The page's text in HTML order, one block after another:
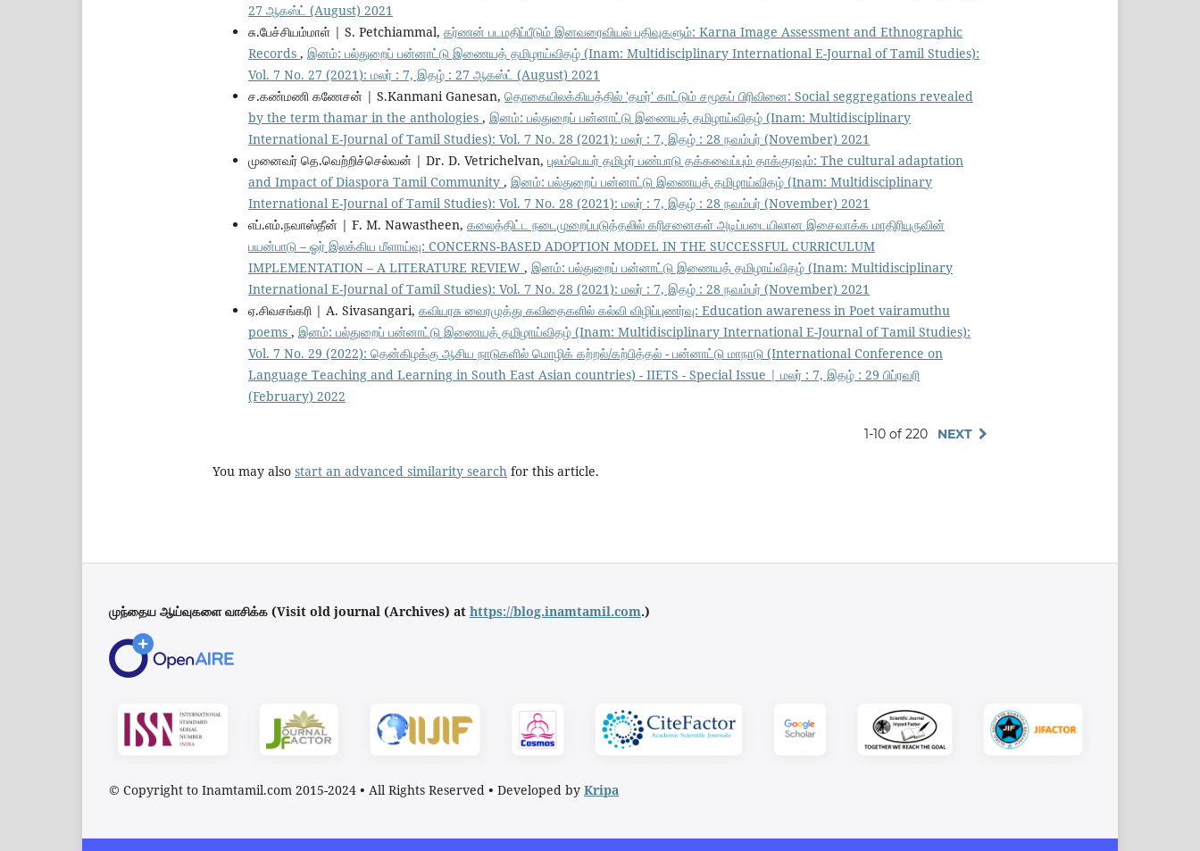
27 ஆகஸ்ட் (August) 2021
சு.பேச்சியம்மாள் | S. Petchiammal, கர்ணன் படமதிப்பீடும் இனவரைவியல் பதிவுகளும்: Karna Image Assessment and Ethnographic
Records , இனம்: பல்துறைப் பன்னாட்டு இணையத் தமிழாய்விதழ் (Inam: Multidisciplinary International E-Journal of Tamil Studies):
Vol. 7 No. 27 (2021): மலர் : 7, இதழ் : 27 ஆகஸ்ட் (August) 2021
ச.கண்மணி கணேசன் | S.Kanmani Ganesan, தொகையிலக்கியத்தில் 'தமர்' காட்டும் சமூகப் பிரிவினை: Social seggregations revealed
by the term thamar in the anthologies , இனம்: பல்துறைப் பன்னாட்டு இணையத் தமிழாய்விதழ் (Inam: Multidisciplinary
International E-Journal of Tamil Studies): Vol. 7 No. 28 (2021): மலர் : 7, இதழ் : 28 நவம்பர் (November) 2021
முனைவர் தெ.வெற்றிச்செல்வன் | Dr. D. Vetrichelvan, புலம்பெயர் தமிழர் பண்பாடு தக்கவைப்பும் தாக்குரவும்: The cultural adaptation
and Impact of Diaspora Tamil Community , இனம்: பல்துறைப் பன்னாட்டு இணையத் தமிழாய்விதழ் (Inam: Multidisciplinary
International E-Journal of Tamil Studies): Vol. 7 No. 28 (2021): மலர் : 7, இதழ் : 28 நவம்பர் (November) 2021
எப்.எம்.நவாஸ்தீன் | F. M. Nawastheen, கலைத்திட்ட நடைமுறைப்படுத்தலில் கரிசனைகள் அடிப்படையிலான இசைவாக்க மாதிரியுருவின்
பயன்பாடு – ஓர் இலக்கிய மீளாய்வு: CONCERNS-BASED ADOPTION MODEL IN THE SUCCESSFUL CURRICULUM
IMPLEMENTATION – A LITERATURE REVIEW , இனம்: பல்துறைப் பன்னாட்டு இணையத் தமிழாய்விதழ் (Inam: Multidisciplinary
International E-Journal of Tamil Studies): Vol. 7 No. 28 (2021): மலர் : 7, இதழ் : 28 நவம்பர் (November) 2021
ஏ.சிவசங்கரி | A. Sivasangari, கவியரசு வைரமுத்து கவிதைகளில் கல்வி விழிப்புணர்வு: Education awareness in Poet vairamuthu
poems , இனம்: பல்துறைப் பன்னாட்டு இணையத் தமிழாய்விதழ் (Inam: Multidisciplinary International E-Journal of Tamil Studies):
Vol. 7 No. 29 (2022): தென்கிழக்கு ஆசிய நாடுகளில் மொழிக் கற்றல்/கற்பித்தல் - பன்னாட்டு மாநாடு (International Conference on
Language Teaching and Learning in South East Asian countries) - IIETS - Special Issue | மலர் : 7, இதழ் : 29 பிப்ரவரி
(February) 2022
1-10 of 220 NEXT
You may also start an advanced similarity search for this article.
முந்தைய ஆய்வுகளை வாசிக்க (Visit old journal (Archives) at https://blog.inamtamil.com.)
© Copyright to Inamtamil.com 2015-2024 • All Rights Reserved • Developed by Kripa